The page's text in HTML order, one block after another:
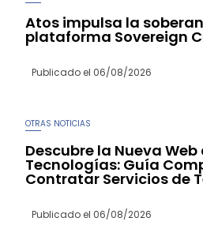
Atos impulsa la
plataforma Sovereign
Publicado el 06/08/2026
OTRAS NOTICIAS
Descubre la Nueva Web
Tecnologías: Guía
Contratar Servicios de
Publicado el 06/08/2026